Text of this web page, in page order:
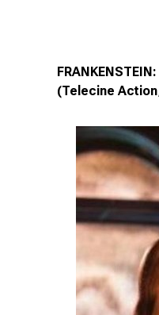
(Telecine